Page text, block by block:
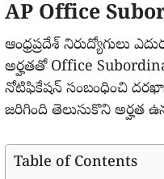
AP Office
ఆంధ్రప్రదేశ్ నిరుద్యోగులు
అర్హతతో Office
నోటిఫికేషన్ సంబంధించి
జరిగింది తెలుసుకొని అర్హత
Table of Contents